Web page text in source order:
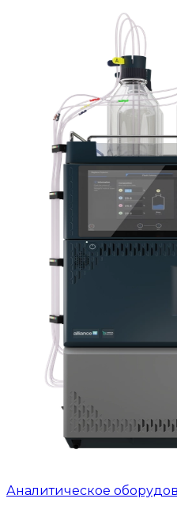
Аналитическое